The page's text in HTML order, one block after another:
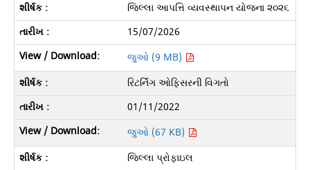
જિલ્લા આપત્તિ વ્યવસ્થાપન યોજના ૨૦૨૬
15/07/2026
જુઓ (9 MB)
રિટર્નિંગ ઓફિસરની વિગતો
01/11/2022
જુઓ (67 KB)
જિલ્લા પ્રોફાઇલ